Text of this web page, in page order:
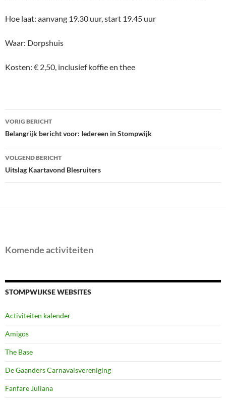
Hoe laat: aanvang 19.30 uur, start 19.45 uur
Waar: Dorpshuis
Kosten: € 2,50, inclusief koffie en thee
Bericht
navigatie
VORIG BERICHT
Belangrijk bericht voor: Iedereen in Stompwijk
VOLGEND BERICHT
Uitslag Kaartavond Blesruiters
Komende activiteiten
STOMPWIJKSE WEBSITES
Activiteiten kalender
Amigos
The Base
De Gaanders Carnavalsvereniging
Fanfare Juliana